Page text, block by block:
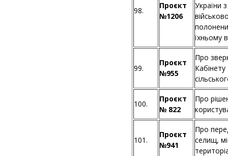
98.
Проєкт
№1206
України
їхньому
99.
Проєкт
№955
Про
100.
Проєкт
№ 822
Про
101.
Проєкт
№941
Про
селищ,